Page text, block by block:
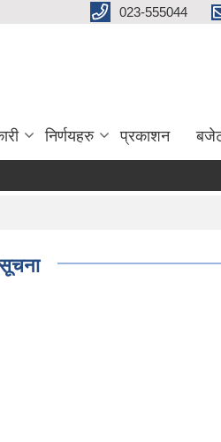
023-555044
निर्णयहरु प्रकाशन